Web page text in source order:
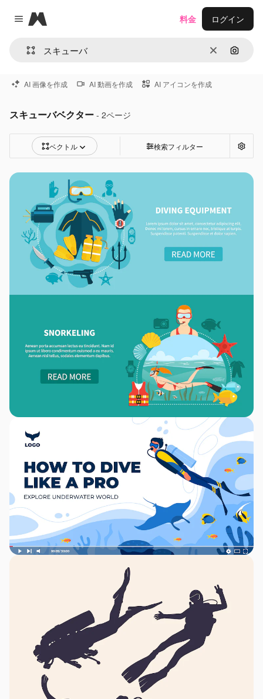
Close menu
Magnific
消去 画像で
料金 ログイン
AI 画像を作成 AI 動画を作成 AI アイコンを作成
スキューバベクター - 2ページ
ベクトル 検索フィルター